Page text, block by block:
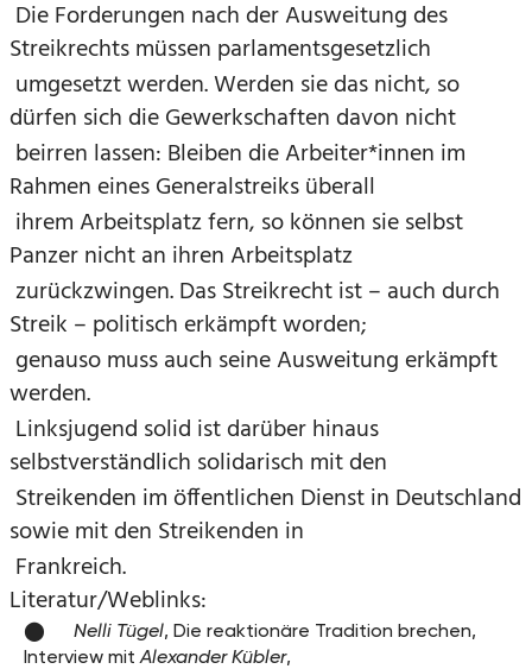
Die Forderungen nach der Ausweitung des
Streikrechts müssen parlamentsgesetzlich
umgesetzt werden. Werden sie das nicht, so
dürfen sich die Gewerkschaften davon nicht
beirren lassen: Bleiben die Arbeiter*innen im
Rahmen eines Generalstreiks überall
ihrem Arbeitsplatz fern, so können sie selbst
Panzer nicht an ihren Arbeitsplatz
zurückzwingen. Das Streikrecht ist – auch durch
Streik – politisch erkämpft worden;
genauso muss auch seine Ausweitung erkämpft
werden.
Linksjugend solid ist darüber hinaus
selbstverständlich solidarisch mit den
Streikenden im öffentlichen Dienst in Deutschland
sowie mit den Streikenden in
Frankreich.
Literatur/Weblinks:
Nelli Tügel, Die reaktionäre Tradition brechen,
Interview mitAlexander Kübler,